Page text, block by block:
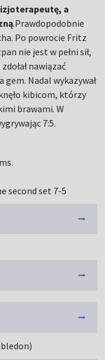
a
.Prawdopodobnie
Po powrocie Fritz
nie jest w pełni sił,
nawiązać
gem. Nadal wykazywał
kibicom, którzy
brawami. W
7:5.
second set 7-5